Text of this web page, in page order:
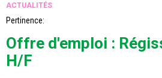
ACTUALITÉS
Pertinence:
Offre d'emploi :
H/F